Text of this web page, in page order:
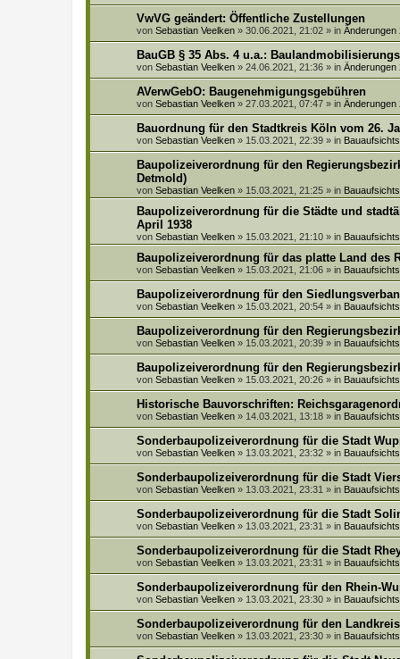
VwVG geändert: Öffentliche Zustellungen
von Sebastian Veelken » 30.06.2021, 21:02 » in Änderungen
BauGB § 35 Abs. 4 u.a.:
von Sebastian Veelken » 24.06.2021, 21:36 » in Änderungen
AVerwGebO: Baugenehmigungsgebühren
von Sebastian Veelken » 27.03.2021, 07:47 » in Änderungen
Bauordnung für den Stadtkreis Köln vom 26.
von Sebastian Veelken » 15.03.2021, 22:39 » in
Baupolizeiverordnung für den
Detmold)
von Sebastian Veelken » 15.03.2021, 21:25 » in
Baupolizeiverordnung für die Städte und
April 1938
von Sebastian Veelken » 15.03.2021, 21:10 » in
Baupolizeiverordnung für das platte Land des
von Sebastian Veelken » 15.03.2021, 21:06 » in
Baupolizeiverordnung für den
von Sebastian Veelken » 15.03.2021, 20:54 » in
Baupolizeiverordnung für den
von Sebastian Veelken » 15.03.2021, 20:39 » in
Baupolizeiverordnung für den
von Sebastian Veelken » 15.03.2021, 20:26 » in
Historische Bauvorschriften:
von Sebastian Veelken » 14.03.2021, 13:18 » in
Sonderbaupolizeiverordnung für die Stadt
von Sebastian Veelken » 13.03.2021, 23:32 » in
Sonderbaupolizeiverordnung für die Stadt
von Sebastian Veelken » 13.03.2021, 23:31 » in
Sonderbaupolizeiverordnung für die Stadt
von Sebastian Veelken » 13.03.2021, 23:31 » in
Sonderbaupolizeiverordnung für die Stadt
von Sebastian Veelken » 13.03.2021, 23:31 » in
Sonderbaupolizeiverordnung für den Rhein-
von Sebastian Veelken » 13.03.2021, 23:30 » in
Sonderbaupolizeiverordnung für den
von Sebastian Veelken » 13.03.2021, 23:30 » in